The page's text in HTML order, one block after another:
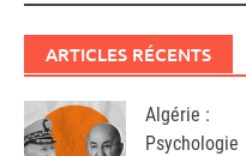
ARTICLES RÉCENTS
Algérie :
Psychologie